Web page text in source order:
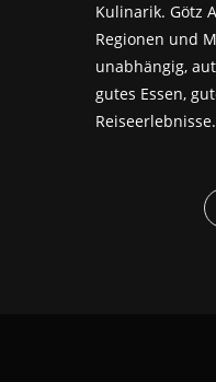
Kulinarik. Götz
Regionen und
unabhängig,
gutes Essen,
Reiseerlebnisse.